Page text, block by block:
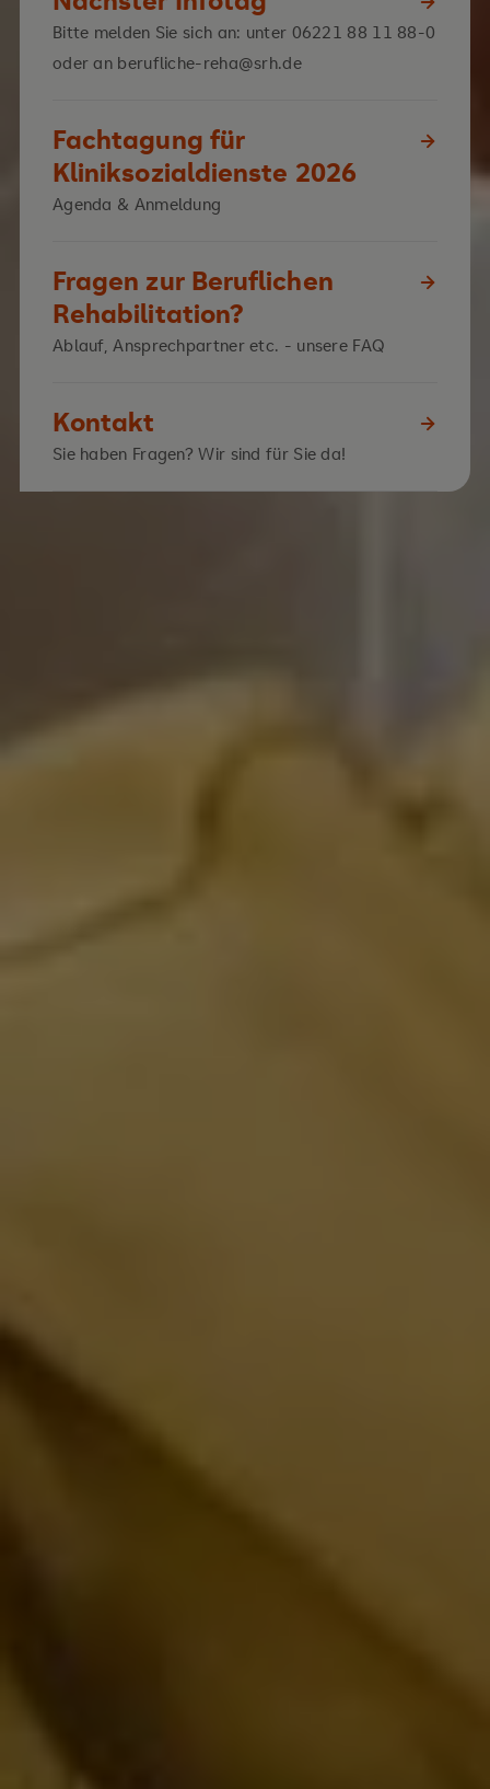
Bitte melden Sie sich an: unter 06221 88 11 88-0
oder an berufliche-reha@srh.de
Fachtagung für
Kliniksozialdienste 2026
Agenda & Anmeldung
Fragen zur Beruflichen
Rehabilitation?
Ablauf, Ansprechpartner etc. - unsere FAQ
Kontakt
Sie haben Fragen? Wir sind für Sie da!